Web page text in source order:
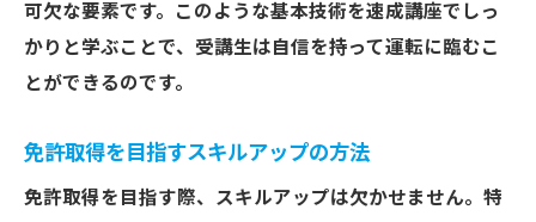
可欠な要素です。このような基本技術を速成講座でしっ
かりと学ぶことで、受講生は自信を持って運転に臨むこ
とができるのです。
免許取得を目指すスキルアップの方法
免許取得を目指す際、スキルアップは欠かせません。特